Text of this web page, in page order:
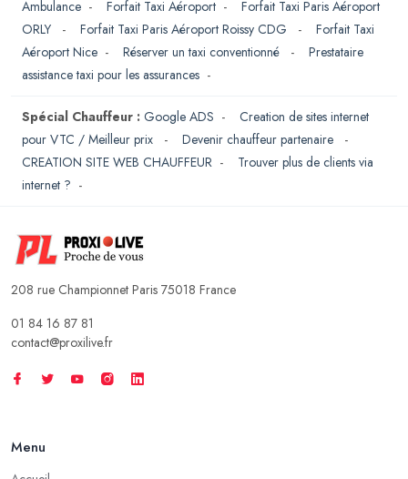
Ambulance - Forfait Taxi Aéroport - Forfait Taxi Paris Aéroport
ORLY
- Forfait Taxi Paris Aéroport Roissy CDG - Forfait Taxi
Aéroport Nice - Réserver un taxi conventionné - Prestataire
assistance taxi pour les assurances -
Spécial Chauffeur : Google ADS - Creation de sites internet
pour VTC / Meilleur prix
- Devenir chauffeur partenaire
-
CREATION SITE WEB CHAUFFEUR - Trouver plus de clients via
internet ? -
208 rue Championnet Paris 75018 France
01 84 16 87 81
contact@proxilive.fr
Menu